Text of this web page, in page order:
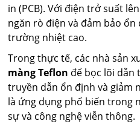
in (PCB). Với điện trở suất
ngăn rò điện và đảm bảo
trường nhiệt cao.
Trong thực tế, các nhà sản
màng Teflon để bọc lõi dẫn
truyền dẫn ổn định và giảm
là ứng dụng phổ biến trong
sự và công nghệ viễn thông.